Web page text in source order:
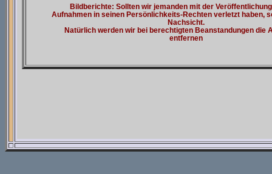
Bildberichte: Sollten wir jemanden mit der
Aufnahmen in seinen Persönlichkeits-Rechten verletzt haben,
Nachsicht.
Natürlich werden wir bei berechtigten Beanstandungen die
entfernen